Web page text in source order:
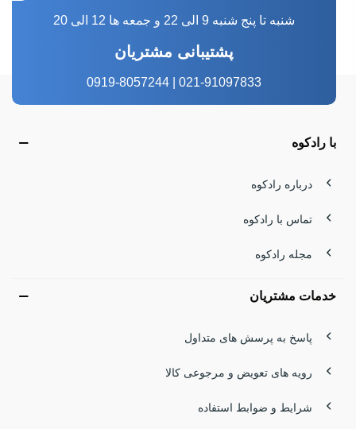
شنبه تا پنج شنبه 9 الی 22 و جمعه ها 12 الی 20
پشتیبانی مشتریان
021-91097833 | 0919-8057244
با رادکوه
درباره رادکوه
تماس با رادکوه
مجله رادکوه
خدمات مشتریان
پاسخ به پرسش های متداول
رویه های تعویض و مرجوعی کالا
شرایط و ضوابط استفاده